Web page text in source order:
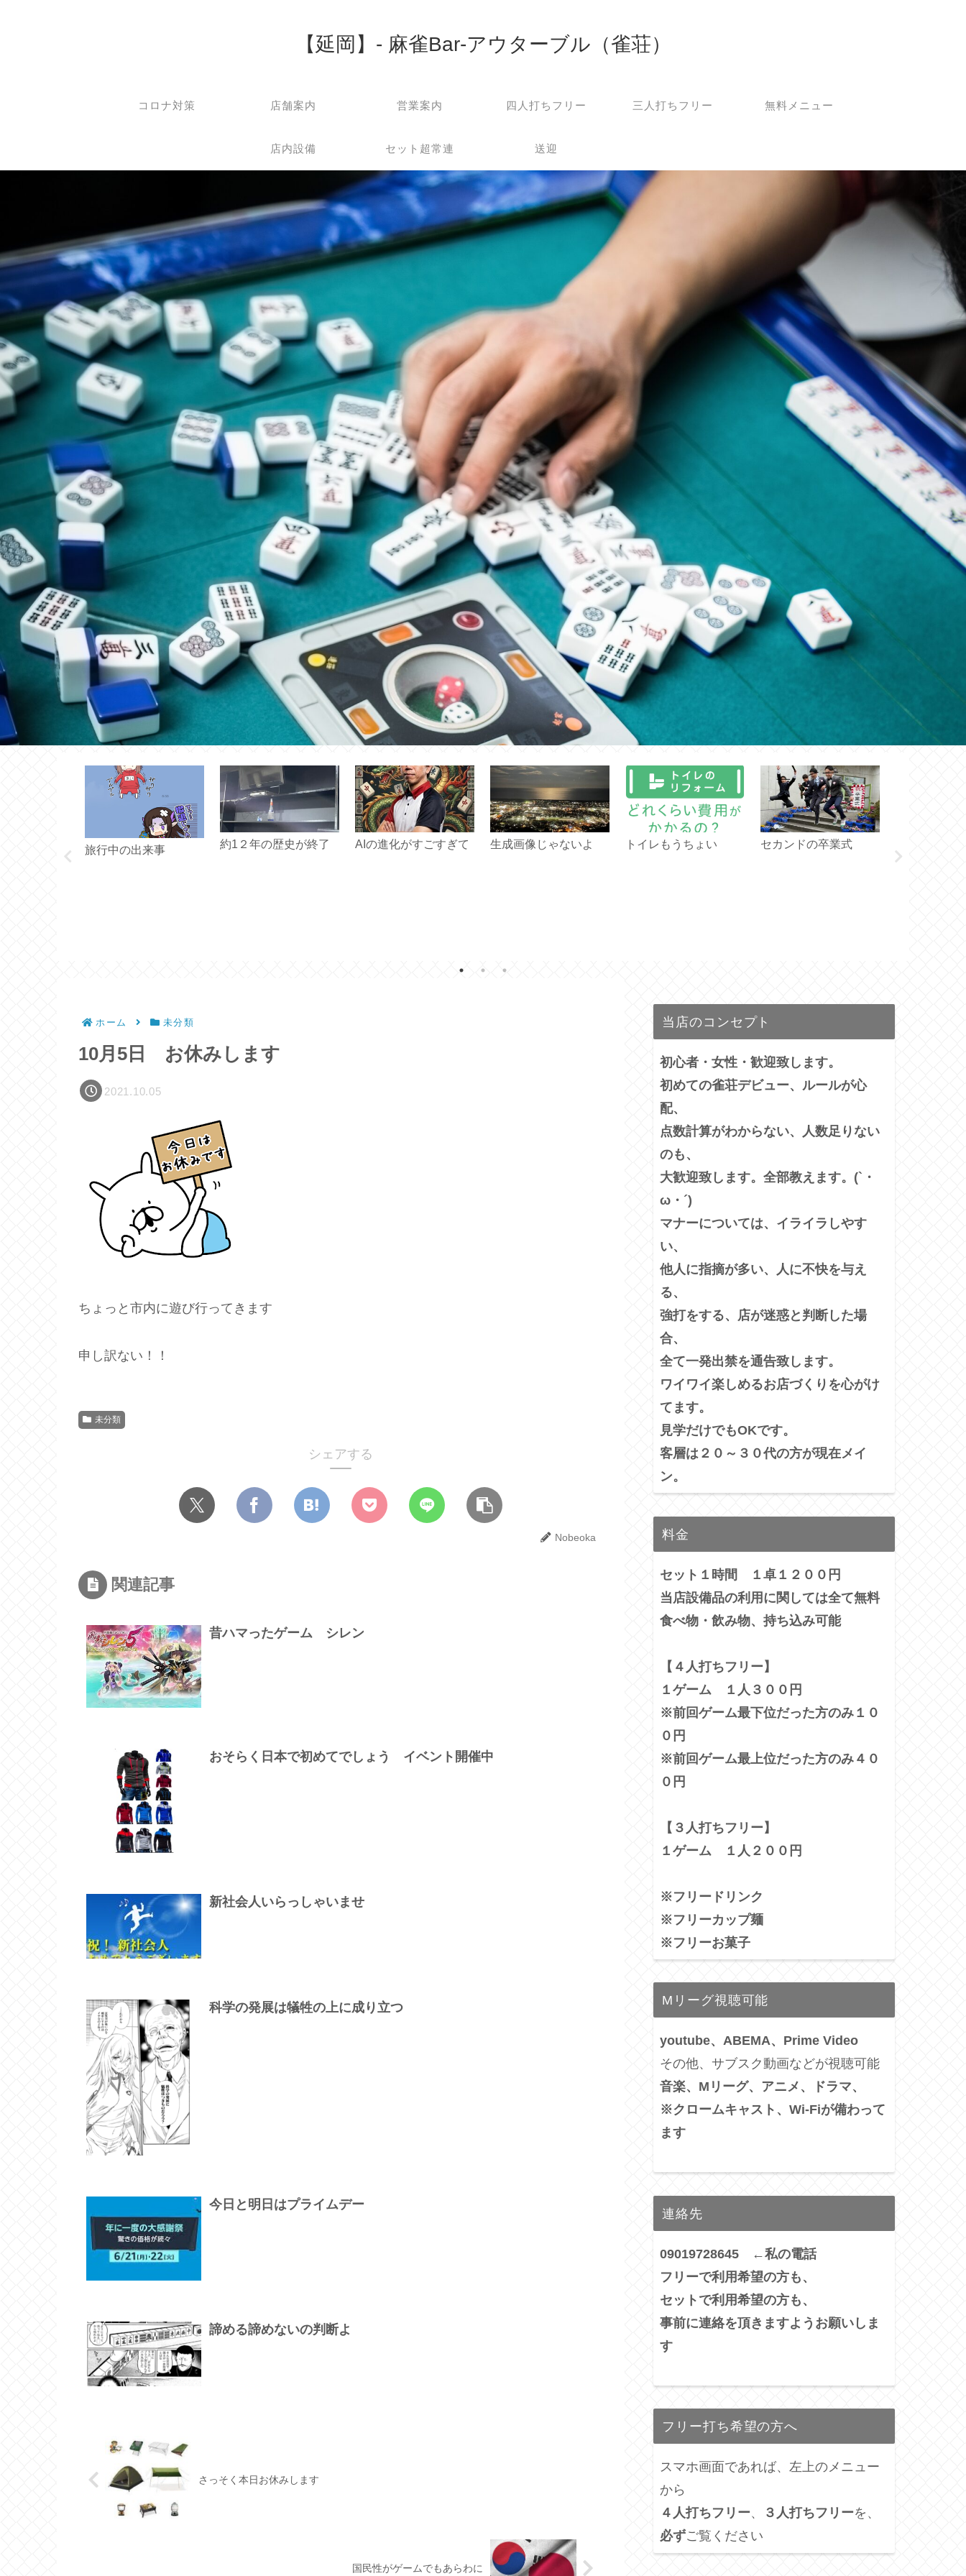
【延岡】- 麻雀Bar-アウターブル（雀荘）
コロナ対策 店舗案内 営業案内 四人打ちフリー 三人打ちフリー 無料メニュー
店内設備 セット超常連 送迎
旅行中の出来事 約1２年の歴史が終了 AIの進化がすごすぎて 生成画像じゃないよ トイレもうちょい セカンドの卒業式
ホーム 未分類
10月5日 お休みします
2021.10.05
ちょっと市内に遊び行ってきます
申し訳ない！！
未分類
シェアする
Nobeoka
関連記事
昔ハマったゲーム シレン
おそらく日本で初めてでしょう イベント開催中
新社会人いらっしゃいませ
科学の発展は犠牲の上に成り立つ
今日と明日はプライムデー
諦める諦めないの判断よ
さっそく本日お休みします
国民性がゲームでもあらわに
当店のコンセプト
初心者・女性・歓迎致します。
初めての雀荘デビュー、ルールが心
配、
点数計算がわからない、人数足りない
のも、
大歓迎致します。全部教えます。(`・
ω・´)
マナーについては、イライラしやす
い、
他人に指摘が多い、 人に不快を与え
る、
強打をする、店が迷惑と判断した場
合、
全て一発出禁を通告致します。
ワイワイ楽しめるお店づくりを心がけ
てます。
見学だけでもOKです。
客層は２０～３０代の方が現在メイ
ン。
料金
セット１時間 １卓１２００円
当店設備品の利用に関しては全て無料
食べ物・飲み物、持ち込み可能
【４人打ちフリー】
１ゲーム １人３００円
※前回ゲーム最下位だった方のみ１０
０円
※前回ゲーム最上位だった方のみ４０
０円
【３人打ちフリー】
１ゲーム １人２００円
※フリードリンク
※フリーカップ麺
※フリーお菓子
Mリーグ視聴可能
youtube、ABEMA、Prime Video
その他、サブスク動画などが視聴可能
音楽、Mリーグ、アニメ、ドラマ、
※クロームキャスト、Wi-Fiが備わって
ます
連絡先
09019728645 ←私の電話
フリーで利用希望の方も、
セットで利用希望の方も、
事前に連絡を頂きますようお願いしま
す
フリー打ち希望の方へ
スマホ画面であれば、左上のメニュー
から
４人打ちフリー、 ３人打ちフリーを、
必ずご覧ください